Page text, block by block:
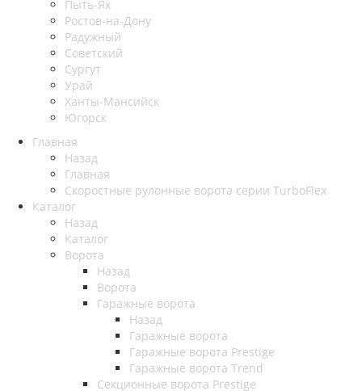
Пыть-Ях
Рoстов-на-Дону
Радужный
Советский
Сургут
Урай
Ханты-Мансийск
Югорск
Главная
Назад
Главная
Скоростные рулонные ворота серии TurboFlex
Каталог
Назад
Каталог
Ворота
Назад
Ворота
Гаражные ворота
Назад
Гаражные ворота
Гаражные ворота Prestige
Гаражные ворота Trend
Секционные ворота Prestige